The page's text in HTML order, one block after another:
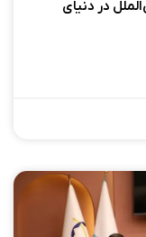
در دنیای